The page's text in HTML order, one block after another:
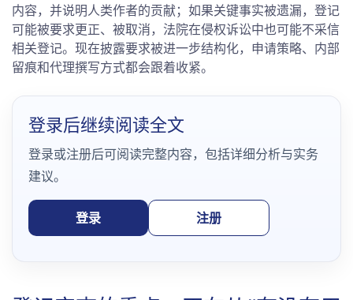
内容，并说明人类作者的贡献；如果关键事实被遗漏，登记
可能被要求更正、被取消，法院在侵权诉讼中也可能不采信
相关登记。现在披露要求被进一步结构化，申请策略、内部
留痕和代理撰写方式都会跟着收紧。
登录后继续阅读全文
登录或注册后可阅读完整内容，包括详细分析与实务
建议。
登录 注册